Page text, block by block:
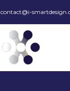
contact@i-